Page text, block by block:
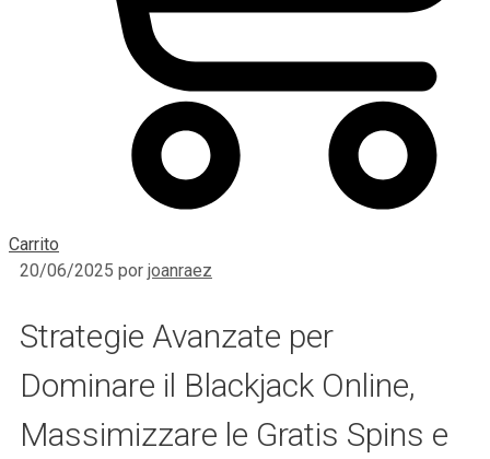
Carrito
20/06/2025 por joanraez
Strategie Avanzate per
Dominare il Blackjack Online,
Massimizzare le Gratis Spins e